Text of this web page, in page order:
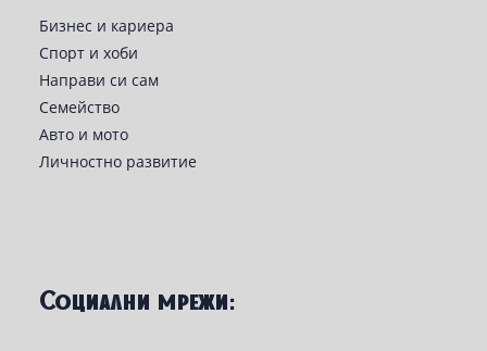
Бизнес и кариера
Спорт и хоби
Направи си сам
Семейство
Авто и мото
Личностно развитие
Социални мрежи: